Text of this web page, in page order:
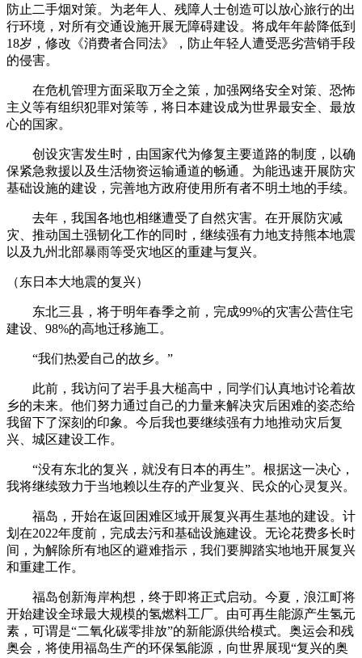
防止二手烟对策。为老年人、残障人士创造可以放心旅行的出
行环境，对所有交通设施开展无障碍建设。将成年年龄降低到
18岁，修改《消费者合同法》，防止年轻人遭受恶劣营销手段
的侵害。
在危机管理方面采取万全之策，加强网络安全对策、恐怖
主义等有组织犯罪对策等，将日本建设成为世界最安全、最放
心的国家。
创设灾害发生时，由国家代为修复主要道路的制度，以确
保紧急救援以及生活物资运输通道的畅通。为能迅速开展防灾
基础设施的建设，完善地方政府使用所有者不明土地的手续。
去年，我国各地也相继遭受了自然灾害。在开展防灾减
灾、推动国土强韧化工作的同时，继续强有力地支持熊本地震
以及九州北部暴雨等受灾地区的重建与复兴。
（东日本大地震的复兴）
东北三县，将于明年春季之前，完成99%的灾害公营住宅
建设、98%的高地迁移施工。
“我们热爱自己的故乡。”
此前，我访问了岩手县大槌高中，同学们认真地讨论着故
乡的未来。他们努力通过自己的力量来解决灾后困难的姿态给
我留下了深刻的印象。今后我也要继续强有力地推动灾后复
兴、城区建设工作。
“没有东北的复兴，就没有日本的再生”。根据这一决心，
我将继续致力于当地赖以生存的产业复兴、民众的心灵复兴。
福岛，开始在返回困难区域开展复兴再生基地的建设。计
划在2022年度前，完成去污和基础设施建设。无论花费多长时
间，为解除所有地区的避难指示，我们要脚踏实地地开展复兴
和重建工作。
福岛创新海岸构想，终于即将正式启动。今夏，浪江町将
开始建设全球最大规模的氢燃料工厂。由可再生能源产生氢元
素，可谓是“二氧化碳零排放”的新能源供给模式。奥运会和残
奥会，将使用福岛生产的环保氢能源，向世界展现“复兴的奥